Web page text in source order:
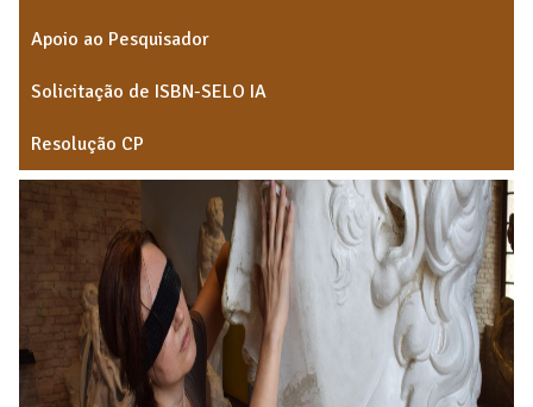
Apoio ao Pesquisador
Solicitação de ISBN-SELO IA
Resolução CP